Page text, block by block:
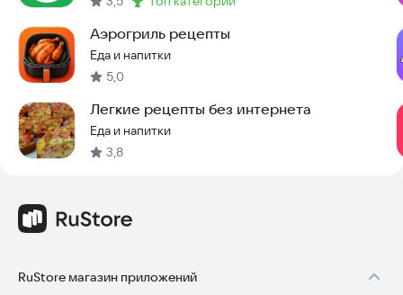
Метка:
Аэрогриль рецепты
Еда и напитки
5,0
Легкие рецепты без интернета
Еда и напитки
3,8
RuStore магазин приложений